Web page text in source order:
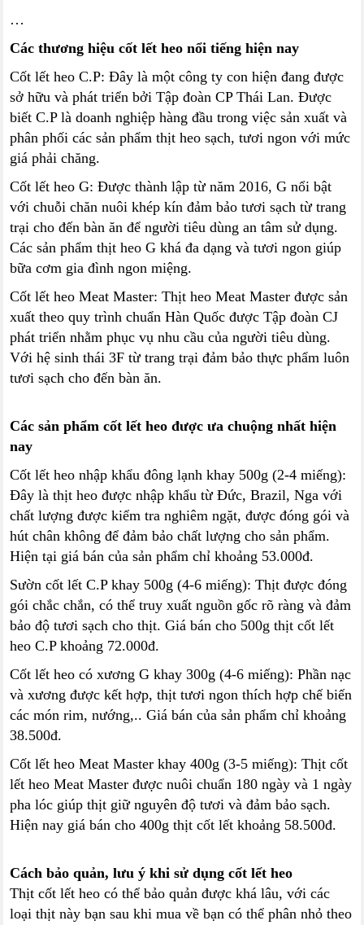
…
Các thương hiệu cốt lết heo nổi tiếng hiện nay
Cốt lết heo C.P: Đây là một công ty con hiện đang được
sở hữu và phát triển bởi Tập đoàn CP Thái Lan. Được
biết C.P là doanh nghiệp hàng đầu trong việc sản xuất và
phân phối các sản phẩm thịt heo sạch, tươi ngon với mức
giá phải chăng.
Cốt lết heo G: Được thành lập từ năm 2016, G nổi bật
với chuỗi chăn nuôi khép kín đảm bảo tươi sạch từ trang
trại cho đến bàn ăn để người tiêu dùng an tâm sử dụng.
Các sản phẩm thịt heo G khá đa dạng và tươi ngon giúp
bữa cơm gia đình ngon miệng.
Cốt lết heo Meat Master: Thịt heo Meat Master được sản
xuất theo quy trình chuẩn Hàn Quốc được Tập đoàn CJ
phát triển nhằm phục vụ nhu cầu của người tiêu dùng.
Với hệ sinh thái 3F từ trang trại đảm bảo thực phẩm luôn
tươi sạch cho đến bàn ăn.
Các sản phẩm cốt lết heo được ưa chuộng nhất hiện
nay
Cốt lết heo nhập khẩu đông lạnh khay 500g (2-4 miếng):
Đây là thịt heo được nhập khẩu từ Đức, Brazil, Nga với
chất lượng được kiểm tra nghiêm ngặt, được đóng gói và
hút chân không để đảm bảo chất lượng cho sản phẩm.
Hiện tại giá bán của sản phẩm chỉ khoảng 53.000đ.
Sườn cốt lết C.P khay 500g (4-6 miếng): Thịt được đóng
gói chắc chắn, có thể truy xuất nguồn gốc rõ ràng và đảm
bảo độ tươi sạch cho thịt. Giá bán cho 500g thịt cốt lết
heo C.P khoảng 72.000đ.
Cốt lết heo có xương G khay 300g (4-6 miếng): Phần nạc
và xương được kết hợp, thịt tươi ngon thích hợp chế biến
các món rim, nướng,.. Giá bán của sản phẩm chỉ khoảng
38.500đ.
Cốt lết heo Meat Master khay 400g (3-5 miếng): Thịt cốt
lết heo Meat Master được nuôi chuẩn 180 ngày và 1 ngày
pha lóc giúp thịt giữ nguyên độ tươi và đảm bảo sạch.
Hiện nay giá bán cho 400g thịt cốt lết khoảng 58.500đ.
Cách bảo quản, lưu ý khi sử dụng cốt lết heo
Thịt cốt lết heo có thể bảo quản được khá lâu, với các
loại thịt này bạn sau khi mua về bạn có thể phân nhỏ theo